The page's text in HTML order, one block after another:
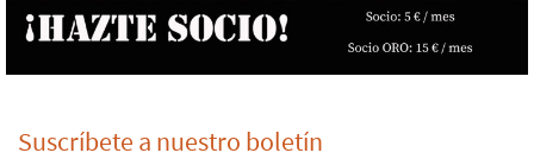
Suscríbete a nuestro boletín